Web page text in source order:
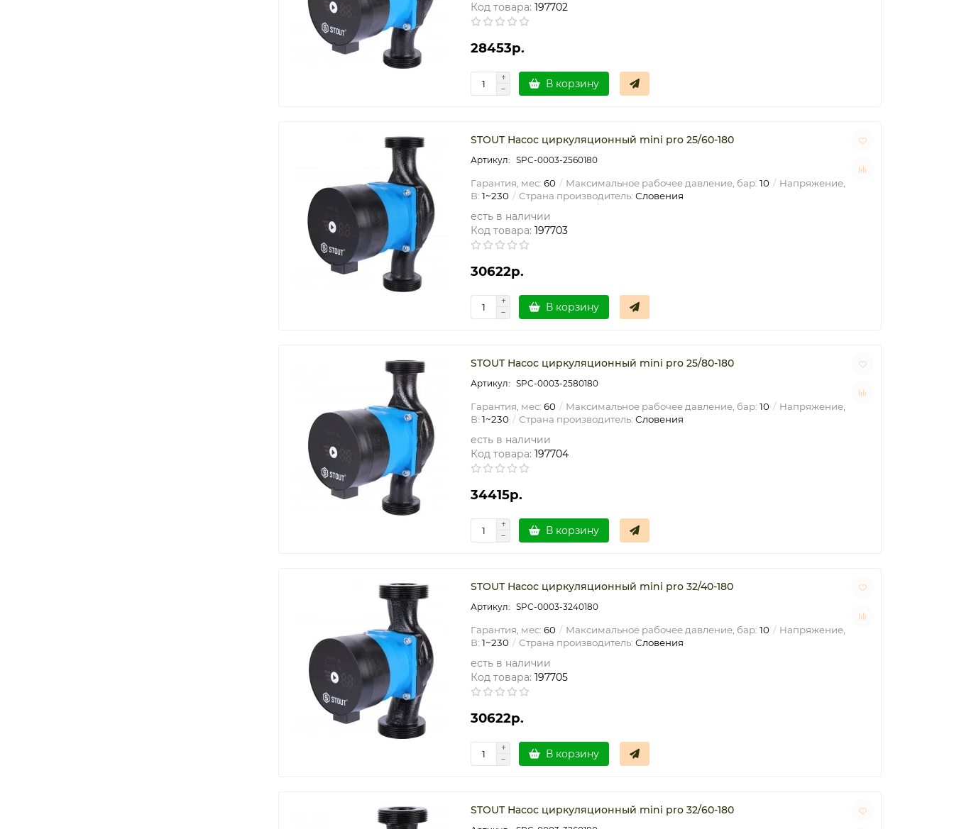
Код товара: 197702
28453р.
В корзину
STOUT Насос циркуляционный mini pro 25/60-180
SPC-0003-2560180
Гарантия, мес: 60 Максимальное рабочее давление, бар: 10
Напряжение,
В: 1~230 Страна производитель: Словения
есть в наличии
Код товара: 197703
30622р.
В корзину
STOUT Насос циркуляционный mini pro 25/80-180
SPC-0003-2580180
Гарантия, мес: 60 Максимальное рабочее давление, бар: 10
Напряжение,
В: 1~230 Страна производитель: Словения
есть в наличии
Код товара: 197704
34415р.
В корзину
STOUT Насос циркуляционный mini pro 32/40-180
SPC-0003-3240180
Гарантия, мес: 60 Максимальное рабочее давление, бар: 10
Напряжение,
В: 1~230 Страна производитель: Словения
есть в наличии
Код товара: 197705
30622р.
В корзину
STOUT Насос циркуляционный mini pro 32/60-180